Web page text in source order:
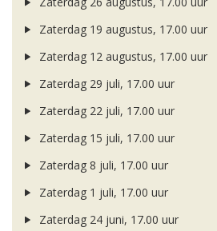
Zaterdag 19 augustus, 17.00 uur
Zaterdag 12 augustus, 17.00 uur
Zaterdag 29 juli, 17.00 uur
Zaterdag 22 juli, 17.00 uur
Zaterdag 15 juli, 17.00 uur
Zaterdag 8 juli, 17.00 uur
Zaterdag 1 juli, 17.00 uur
Zaterdag 24 juni, 17.00 uur